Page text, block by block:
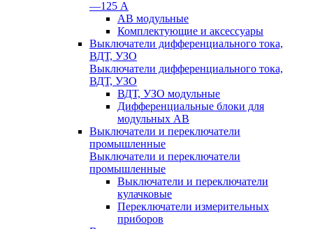
—125 А
АВ модульные
Комплектующие и аксессуары
Выключатели дифференциального тока,
ВДТ, УЗО
Выключатели дифференциального тока,
ВДТ, УЗО
ВДТ, УЗО модульные
Дифференциальные блоки для
модульных АВ
Выключатели и переключатели
промышленные
Выключатели и переключатели
промышленные
Выключатели и переключатели
кулачковые
Переключатели измерительных
приборов